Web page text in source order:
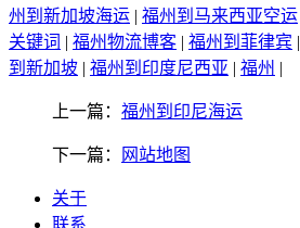
州到新加坡海运 | 福州到马来西亚空运
关键词 | 福州物流博客 | 福州到菲律宾 |
到新加坡 | 福州到印度尼西亚 | 福州 |
上一篇： 福州到印尼海运
下一篇： 网站地图
关于
联系